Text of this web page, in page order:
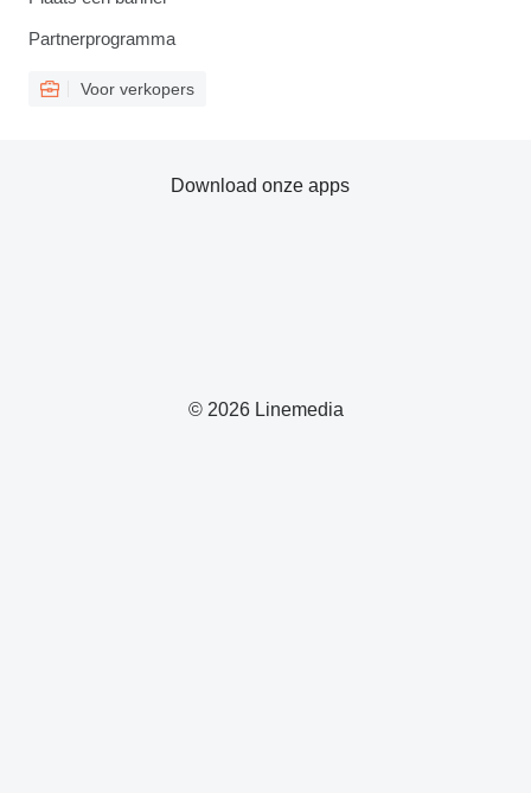
Partnerprogramma
Voor verkopers
© 2026 Linemedia
Download onze apps